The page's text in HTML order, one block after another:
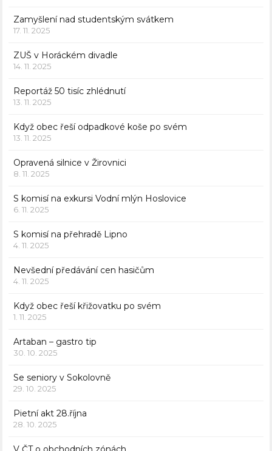
Zamyšlení nad studentským svátkem
17. 11. 2025
ZUŠ v Horáckém divadle
14. 11. 2025
Reportáž 50 tisíc zhlédnutí
13. 11. 2025
Když obec řeší odpadkové koše po svém
13. 11. 2025
Opravená silnice v Žirovnici
8. 11. 2025
S komisí na exkursi Vodní mlýn Hoslovice
6. 11. 2025
S komisí na přehradě Lipno
4. 11. 2025
Nevšední předávání cen hasičům
4. 11. 2025
Když obec řeší křižovatku po svém
1. 11. 2025
Artaban – gastro tip
30. 10. 2025
Se seniory v Sokolovně
29. 10. 2025
Pietní akt 28.října
28. 10. 2025